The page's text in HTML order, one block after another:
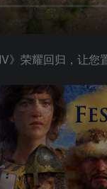
荣耀回归，让您